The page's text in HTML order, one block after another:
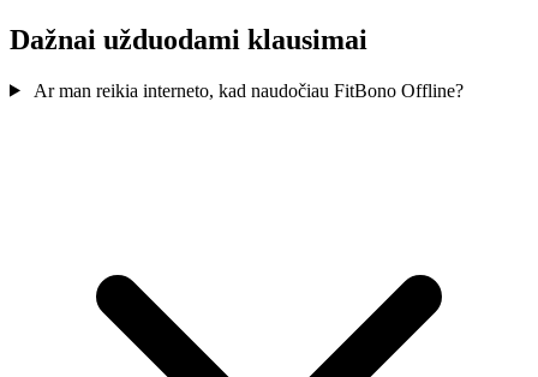
Dažnai užduodami klausimai
Ar man reikia interneto, kad naudočiau FitBono Offline?